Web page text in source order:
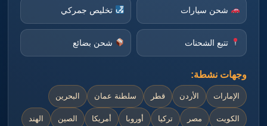
شحن سيارات تخليص جمركي
تتبع الشحنات شحن بضائع
وجهات نشطة:
الإمارات الأردن قطر سلطنة عمان البحرين
الكويت مصر تركيا أوروبا أمريكا الصين الهند